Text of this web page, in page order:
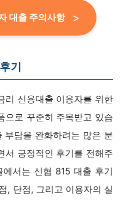
대출 주의사항
기
리 신용대출 이용자를 위한
으로 꾸준히 주목받고 있습
부담을 완화하려는 많은 분
서 긍정적인 후기를 전해주
에서는 신협 815 대출 후기
, 단점, 그리고 이용자의 실